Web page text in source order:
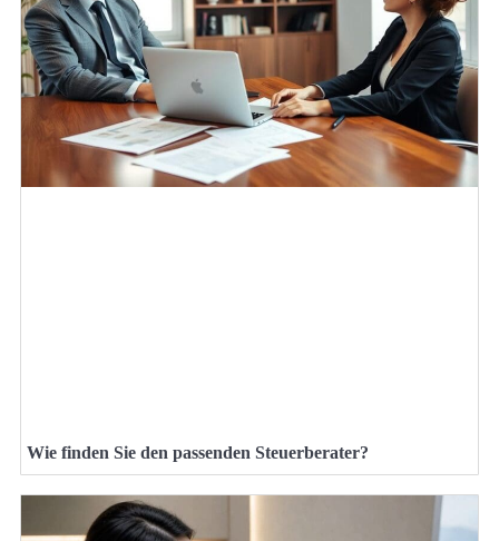
Wie finden Sie den passenden Steuerberater?